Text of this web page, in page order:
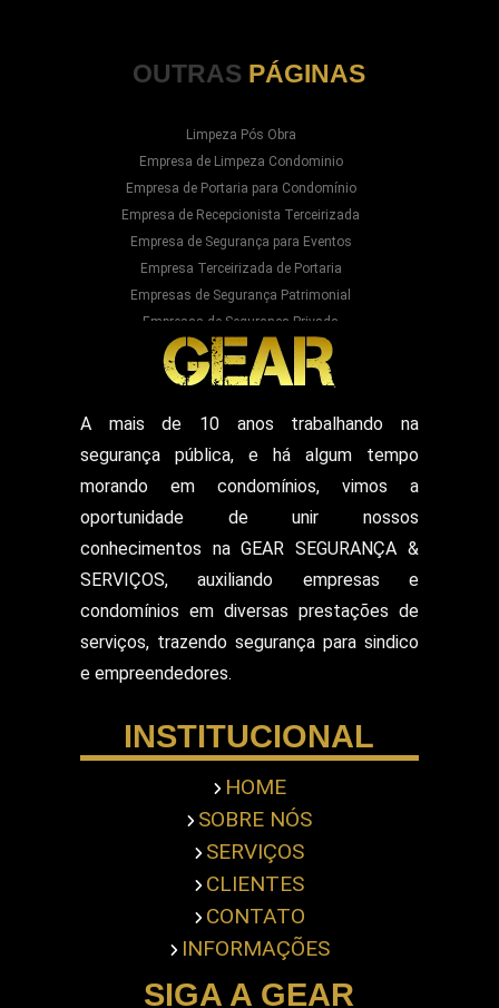
OUTRAS PÁGINAS
Limpeza Pós Obra
Empresa de Limpeza Condominio
Empresa de Portaria para Condomínio
Empresa de Recepcionista Terceirizada
Empresa de Segurança para Eventos
Empresa Terceirizada de Portaria
Empresas de Segurança Patrimonial
Empresas de Segurança Privada
Empresas Prestadoras de Serviços para
Condominios
Empresas Prestadoras de Serviços para Prédios
Prestação de Serviços de Recepção
Recepcionista Terceirizada
Segurança Particular Armado
Segurança Patrimonial E Monitoramento
Segurança Patrimonial em Hospitais
Segurança Patrimonial Eventos
Serviço de Escolta Armada
Empresa de Segurança em Mercado
Empresa de Segurança em Shopping Center
Serviço de Ronda com Viatura
Serviços de Portaria
Servicos Gerais Portaria
Serviços Terceirizado Portaria
Empresa de Segurança Pessoal
Terceirização de Atendimento
Terceirização de Limpeza Predial
Terceirização de Portaria
A mais de 10 anos trabalhando na
segurança pública, e há algum tempo
morando em condomínios, vimos a
oportunidade de unir nossos
conhecimentos na GEAR SEGURANÇA &
SERVIÇOS, auxiliando empresas e
condomínios em diversas prestações de
serviços, trazendo segurança para sindico
e empreendedores.
INSTITUCIONAL
HOME
SOBRE NÓS
SERVIÇOS
CLIENTES
CONTATO
INFORMAÇÕES
SIGA A GEAR